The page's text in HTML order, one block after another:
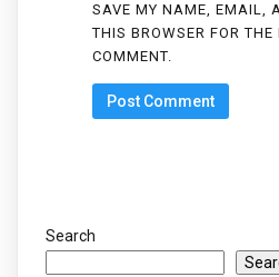
SAVE MY NAME, EMAIL,
THIS BROWSER FOR THE
COMMENT.
Search